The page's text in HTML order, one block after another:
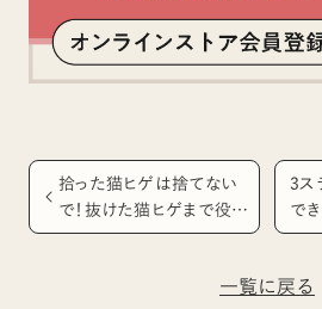
拾った猫ヒゲは捨てない
で！抜けた猫ヒゲまで役に
立つ、猫のヒゲの役割と
一覧に戻る
3ス
で
イド